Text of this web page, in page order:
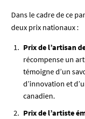
Dans le cadre de ce
deux prix nationaux :
Prix de l’artisan
récompense un
témoigne d’un
d’innovation et
canadien.
Prix de l’artiste